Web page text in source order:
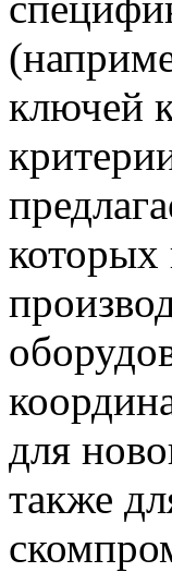
ключей
которых
для
также